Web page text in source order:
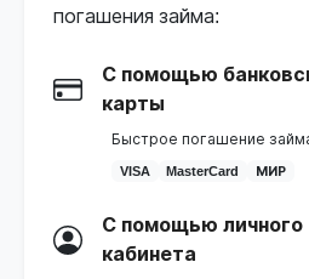
погашения займа:
С помощью
карты
Быстрое погашение
VISA MasterCard МИР
С помощью личного
кабинета